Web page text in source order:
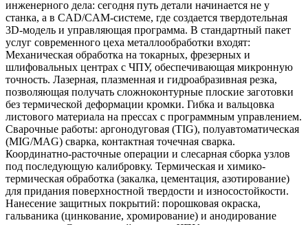
инженерного дела: сегодня путь детали начинается не у
станка, а в CAD/CAM-системе, где создается твердотельная
3D-модель и управляющая программа. В стандартный пакет
услуг современного цеха металлообработки входят:
Механическая обработка на токарных, фрезерных и
шлифовальных центрах с ЧПУ, обеспечивающая микронную
точность. Лазерная, плазменная и гидроабразивная резка,
позволяющая получать сложноконтурные плоские заготовки
без термической деформации кромки. Гибка и вальцовка
листового материала на прессах с программным управлением.
Сварочные работы: аргонодуговая (TIG), полуавтоматическая
(MIG/MAG) сварка, контактная точечная сварка.
Координатно-расточные операции и слесарная сборка узлов
под последующую калибровку. Термическая и химико-
термическая обработка (закалка, цементация, азотирование)
для придания поверхностной твердости и износостойкости.
Нанесение защитных покрытий: порошковая окраска,
гальваника (цинкование, хромирование) и анодирование